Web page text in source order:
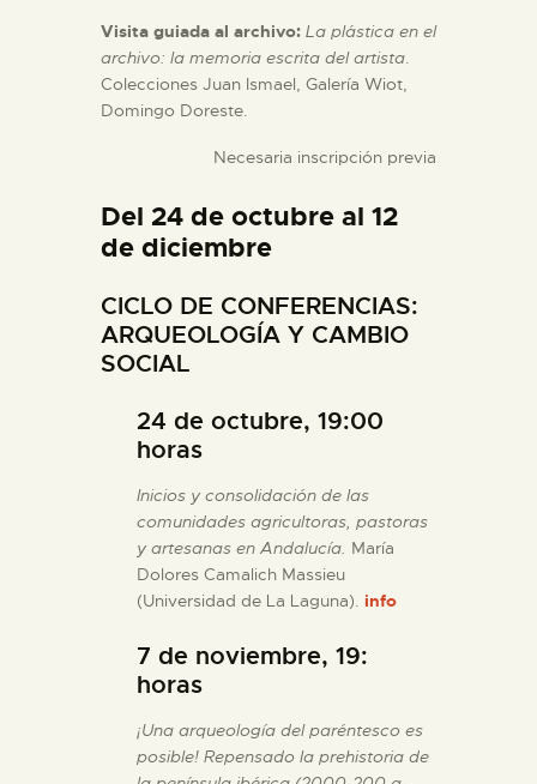
█
EL MUSEO
DIDÁCTICA
ESPAÑOL
Visita guiada al archivo: La plástica en el
archivo: la memoria escrita del artista.
Colecciones Juan Ismael, Galería Wiot,
Domingo Doreste.
Necesaria inscripción previa
Del 24 de octubre al 12
de diciembre
CICLO DE CONFERENCIAS:
ARQUEOLOGÍA Y CAMBIO
SOCIAL
24 de octubre, 19:00
horas
Inicios y consolidación de las
comunidades agricultoras, pastoras
y artesanas en Andalucía. María
Dolores Camalich Massieu
(Universidad de La Laguna). info
7 de noviembre, 19:
horas
¡Una arqueología del paréntesco es
posible! Repensado la prehistoria de